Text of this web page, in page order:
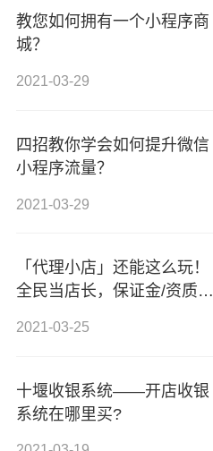
教您如何拥有一个小程序商
城？
2021-03-29
四招教你学会如何提升微信
小程序流量？
2021-03-29
「代理小店」还能这么玩！
全民当店长，保证金/资质证
儿盈利稳了！
2021-03-25
十堰收银系统——开店收银
系统在哪里买?